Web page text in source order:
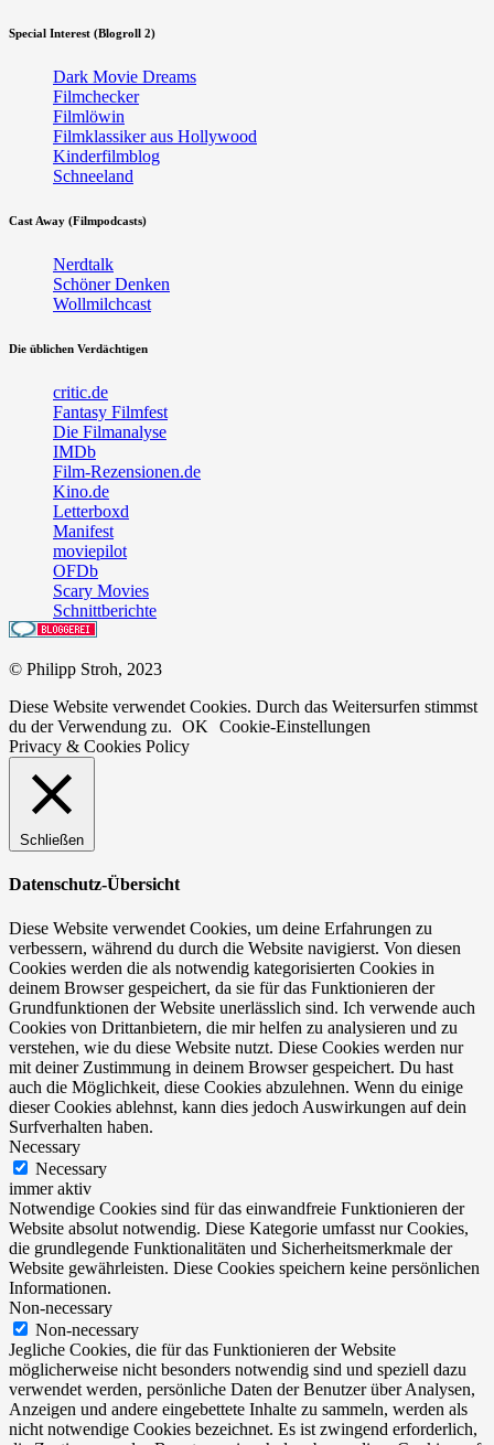
Special Interest (Blogroll 2)
Dark Movie Dreams
Filmchecker
Filmlöwin
Filmklassiker aus Hollywood
Kinderfilmblog
Schneeland
Cast Away (Filmpodcasts)
Nerdtalk
Schöner Denken
Wollmilchcast
Die üblichen Verdächtigen
critic.de
Fantasy Filmfest
Die Filmanalyse
IMDb
Film-Rezensionen.de
Kino.de
Letterboxd
Manifest
moviepilot
OFDb
Scary Movies
Schnittberichte
© Philipp Stroh, 2023
Diese Website verwendet Cookies. Durch das Weitersurfen stimmst
du der Verwendung zu. OK
Cookie-Einstellungen
Privacy & Cookies Policy
Schließen
Datenschutz-Übersicht
Diese Website verwendet Cookies, um deine Erfahrungen zu
verbessern, während du durch die Website navigierst. Von diesen
Cookies werden die als notwendig kategorisierten Cookies in
deinem Browser gespeichert, da sie für das Funktionieren der
Grundfunktionen der Website unerlässlich sind. Ich verwende auch
Cookies von Drittanbietern, die mir helfen zu analysieren und zu
verstehen, wie du diese Website nutzt. Diese Cookies werden nur
mit deiner Zustimmung in deinem Browser gespeichert. Du hast
auch die Möglichkeit, diese Cookies abzulehnen. Wenn du einige
dieser Cookies ablehnst, kann dies jedoch Auswirkungen auf dein
Surfverhalten haben.
Necessary
Necessary
immer aktiv
Notwendige Cookies sind für das einwandfreie Funktionieren der
Website absolut notwendig. Diese Kategorie umfasst nur Cookies,
die grundlegende Funktionalitäten und Sicherheitsmerkmale der
Website gewährleisten. Diese Cookies speichern keine persönlichen
Informationen.
Non-necessary
Non-necessary
Jegliche Cookies, die für das Funktionieren der Website
möglicherweise nicht besonders notwendig sind und speziell dazu
verwendet werden, persönliche Daten der Benutzer über Analysen,
Anzeigen und andere eingebettete Inhalte zu sammeln, werden als
nicht notwendige Cookies bezeichnet. Es ist zwingend erforderlich,